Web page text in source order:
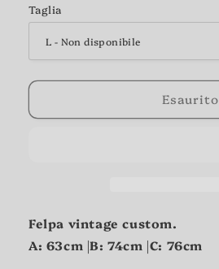
Taglia
Esaurito
Felpa vintage custom.
A: 63cm |B: 74cm |C: 76cm